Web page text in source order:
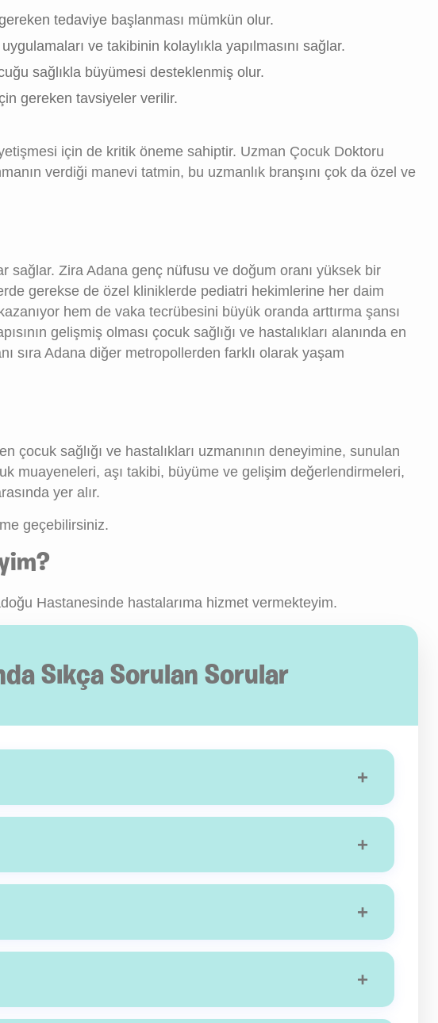
tedaviye başlanması mümkün olur.
ve takibinin kolaylıkla yapılmasını sağlar.
sağlıkla büyümesi desteklenmiş olur.
gereken tavsiyeler verilir.
için de kritik öneme sahiptir. Uzman Çocuk Doktoru
verdiği manevi tatmin, bu uzmanlık branşını çok da özel ve
sağlar. Zira Adana genç nüfusu ve doğum oranı yüksek bir
gerekse de özel kliniklerde pediatri hekimlerine her daim
hem de vaka tecrübesini büyük oranda arttırma şansı
gelişmiş olması çocuk sağlığı ve hastalıkları alanında en
sıra Adana diğer metropollerden farklı olarak yaşam
sağlığı ve hastalıkları uzmanının deneyimine, sunulan
muayeneleri, aşı takibi, büyüme ve gelişim değerlendirmeleri,
yer alır.
geçebilirsiniz.
Hastanesinde hastalarıma hizmet vermekteyim.
Sıkça Sorulan Sorular
+
başarılı olmak gerekir. TUS'un ardından 4 yıl süreli pediatri
Uzman Çocuk Doktoru unvanı alınabilmektedir.
+
hastalarla ilgilenir. 0-18 yaş grubu hastalar çocuk doktorlarının
+
Bunun yanı sıra çocuğun şikayetlerinin ne zaman
+
hastayı, ilgili cerrahi branşına yönlendirirler. Bunun yanı sıra